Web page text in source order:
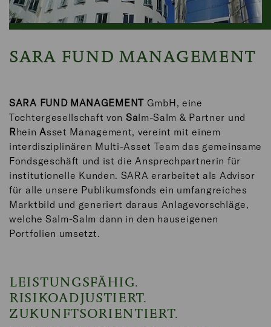
SARA FUND MANAGEMENT
SARA FUND MANAGEMENT GmbH, eine
Tochtergesellschaft von Salm-Salm & Partner und
RheinAsset Management, vereint mit einem
interdisziplinären Multi-Asset Team das gemeinsame
Fondsgeschäft und ist die Ansprechpartnerin für
institutionelle Kunden. SARA erarbeitet als Advisor
für alle unsere Publikumsfonds ein umfangreiches
Marktbild und generiert daraus Anlagevorschläge,
welche Salm-Salm dann in den hauseigenen
Portfolien umsetzt.
LEISTUNGSFÄHIG.
RISIKOADJUSTIERT.
ZUKUNFTSORIENTIERT.